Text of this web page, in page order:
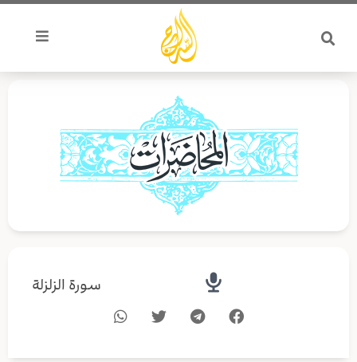
تخطي
المحتوى
سورة الزلزلة